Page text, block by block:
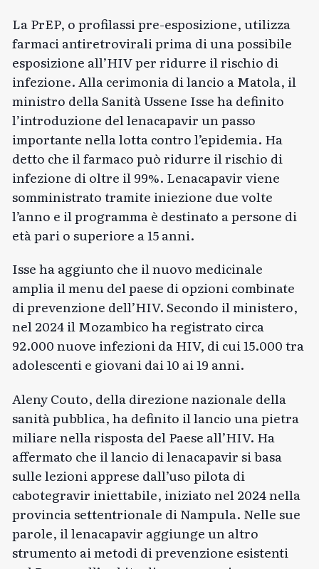
La PrEP, o profilassi pre-esposizione, utilizza
farmaci antiretrovirali prima di una possibile
esposizione all’HIV per ridurre il rischio di
infezione. Alla cerimonia di lancio a Matola, il
ministro della Sanità Ussene Isse ha definito
l’introduzione del lenacapavir un passo
importante nella lotta contro l’epidemia. Ha
detto che il farmaco può ridurre il rischio di
infezione di oltre il 99%. Lenacapavir viene
somministrato tramite iniezione due volte
l’anno e il programma è destinato a persone di
età pari o superiore a 15 anni.
Isse ha aggiunto che il nuovo medicinale
amplia il menu del paese di opzioni combinate
di prevenzione dell’HIV. Secondo il ministero,
nel 2024 il Mozambico ha registrato circa
92.000 nuove infezioni da HIV, di cui 15.000 tra
adolescenti e giovani dai 10 ai 19 anni.
Aleny Couto, della direzione nazionale della
sanità pubblica, ha definito il lancio una pietra
miliare nella risposta del Paese all’HIV. Ha
affermato che il lancio di lenacapavir si basa
sulle lezioni apprese dall’uso pilota di
cabotegravir iniettabile, iniziato nel 2024 nella
provincia settentrionale di Nampula. Nelle sue
parole, il lenacapavir aggiunge un altro
strumento ai metodi di prevenzione esistenti